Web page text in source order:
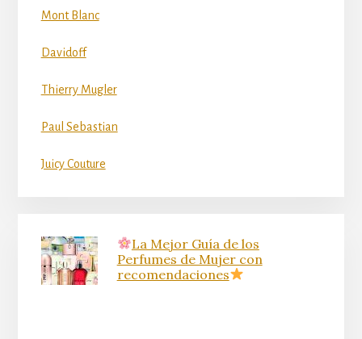
Mont Blanc
Davidoff
Thierry Mugler
Paul Sebastian
Juicy Couture
La Mejor Guía de los
Perfumes de Mujer con
recomendaciones